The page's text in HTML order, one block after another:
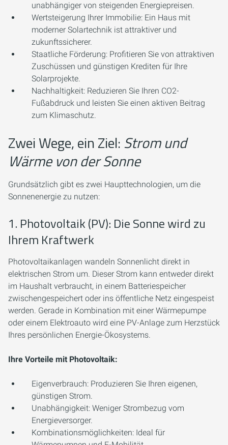
unabhängiger von steigenden Energiepreisen.
Wertsteigerung Ihrer Immobilie: Ein Haus mit
moderner Solartechnik ist attraktiver und
zukunftssicherer.
Staatliche Förderung: Profitieren Sie von attraktiven
Zuschüssen und günstigen Krediten für Ihre
Solarprojekte.
Nachhaltigkeit: Reduzieren Sie Ihren CO2-
Fußabdruck und leisten Sie einen aktiven Beitrag
zum Klimaschutz.
Zwei Wege, ein Ziel:Strom und
Wärme von der Sonne
Grundsätzlich gibt es zwei Haupttechnologien, um die
Sonnenenergie zu nutzen:
1. Photovoltaik (PV): Die Sonne wird zu
Ihrem Kraftwerk
Photovoltaikanlagen wandeln Sonnenlicht direkt in
elektrischen Strom um. Dieser Strom kann entweder direkt
im Haushalt verbraucht, in einem Batteriespeicher
zwischengespeichert oder ins öffentliche Netz eingespeist
werden. Gerade in Kombination mit einer Wärmepumpe
oder einem Elektroauto wird eine PV-Anlage zum Herzstück
Ihres persönlichen Energie-Ökosystems.
Ihre Vorteile mit Photovoltaik:
Eigenverbrauch: Produzieren Sie Ihren eigenen,
günstigen Strom.
Unabhängigkeit: Weniger Strombezug vom
Energieversorger.
Kombinationsmöglichkeiten: Ideal für